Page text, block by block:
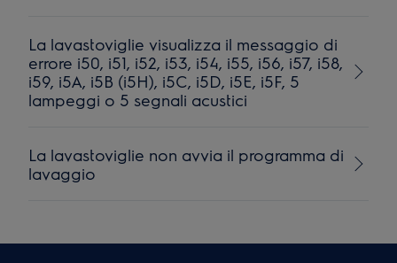
La lavastoviglie visualizza il messaggio di
errore i50, i51, i52, i53, i54, i55, i56, i57, i58,
i59, i5A, i5B (i5H), i5C, i5D, i5E, i5F, 5
lampeggi o 5 segnali acustici
La lavastoviglie non avvia il programma di
lavaggio